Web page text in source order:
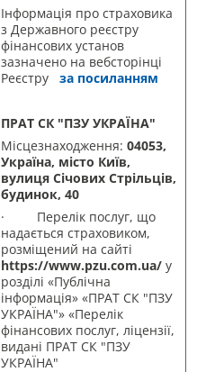
Інформація про страховика
з Державного реєстру
фінансових установ
зазначено на вебсторінці
Реєстру за посиланням
ПРАТ СК "ПЗУ УКРАЇНА"
Місцезнаходження: 04053,
Україна, місто Київ,
вулиця Січових Стрільців,
будинок, 40
· Перелік послуг, що
надається страховиком,
розміщений на сайті
https://www.pzu.com.ua/ у
розділі «Публічна
інформація» «ПРАТ СК "ПЗУ
УКРАЇНА"» «Перелік
фінансових послуг, ліцензії,
видані ПРАТ СК "ПЗУ
УКРАЇНА"